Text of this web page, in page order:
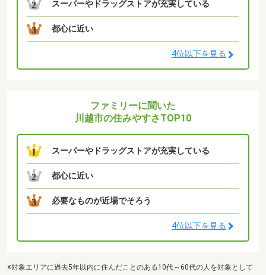
2 スーパーやドラッグストアが充実している
3 都心に近い
4位以下を見る
ファミリーに聞いた
川越市の住みやすさTOP10
1 スーパーやドラッグストアが充実している
2 都心に近い
3 必要なものが近場でそろう
4位以下を見る
※対象エリアに過去5年以内に住んだことのある10代～60代の人を対象として